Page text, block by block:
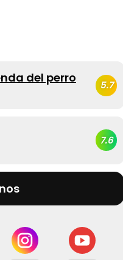
del perro 5.7
7.6